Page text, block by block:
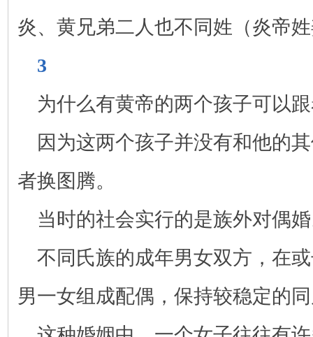
炎、黄兄弟二人也不同姓（炎帝
3
为什么有黄帝的两个孩子可以
因为这两个孩子并没有和他的
者换图腾。
当时的社会实行的是族外对偶
不同氏族的成年男女双方，在
男一女组成配偶，保持较稳定的